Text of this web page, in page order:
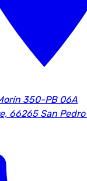
350-PB 06A
66265 San Pedro